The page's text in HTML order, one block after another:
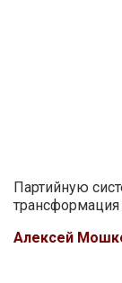
Партийную
трансформация
Алексей